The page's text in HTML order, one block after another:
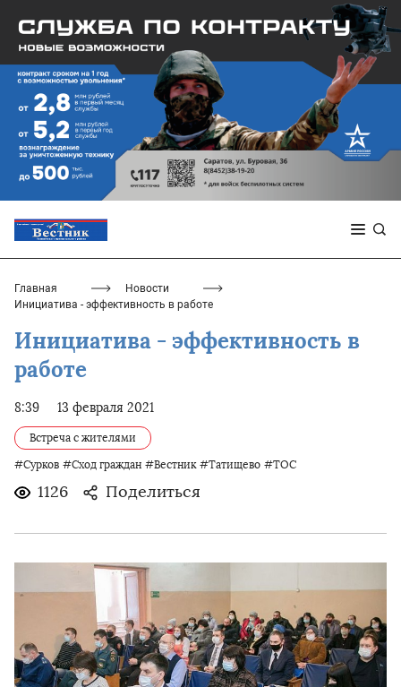
Главная
Новости
Инициатива - эффективность в работе
Инициатива - эффективность в
работе
8:39 13 февраля 2021
Встреча с жителями
#Сурков #Сход граждан #Вестник #Татищево #ТОС
1126 Поделиться